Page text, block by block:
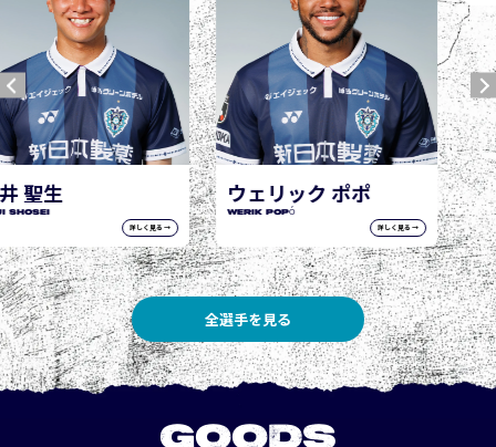
ウェリック ポポ
WERIK POPÓ
城後 寿
JOGO Hisashi
全選手を見る
GOODS